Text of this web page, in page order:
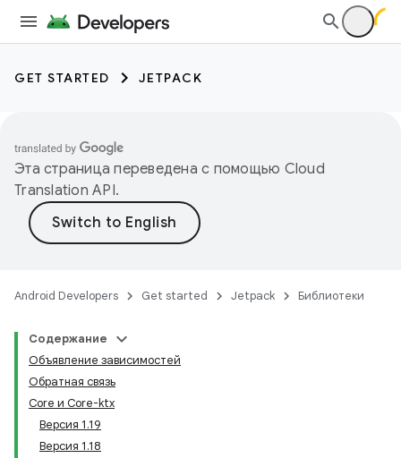
GET STARTED JETPACK
Эта страница переведена с помощью Cloud
Translation API.
Android Developers Get started Jetpack Библиотеки
Содержание
Объявление зависимостей
Обратная связь
Core и Core-ktx
Версия 1.19
Версия 1.18